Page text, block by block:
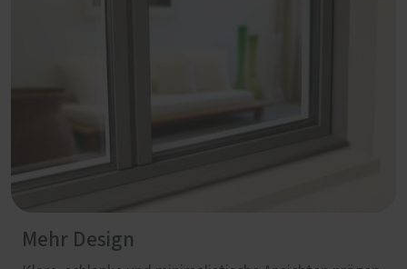
Mehr Design